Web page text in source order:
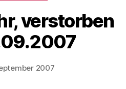
verstorben
2007